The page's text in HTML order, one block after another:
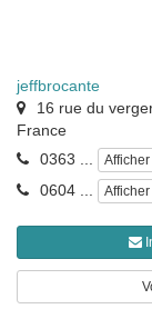
jeffbrocante
16 rue du
France
0363 ...
Afficher
0604 ... Afficher